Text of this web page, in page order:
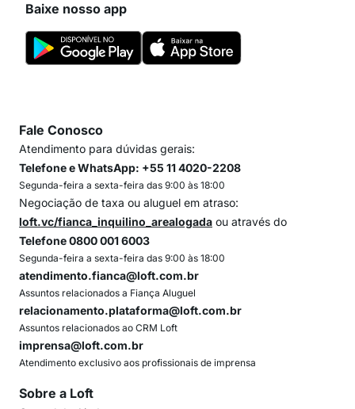
Baixe nosso app
Fale Conosco
Atendimento para dúvidas gerais:
Telefone e WhatsApp: +55 11 4020-2208
Segunda-feira a sexta-feira das 9:00 às 18:00
Negociação de taxa ou aluguel em atraso:
loft.vc/fianca_inquilino_arealogada ou através do
Telefone 0800 001 6003
Segunda-feira a sexta-feira das 9:00 às 18:00
atendimento.fianca@loft.com.br
Assuntos relacionados a Fiança Aluguel
relacionamento.plataforma@loft.com.br
Assuntos relacionados ao CRM Loft
imprensa@loft.com.br
Atendimento exclusivo aos profissionais de imprensa
Sobre a Loft